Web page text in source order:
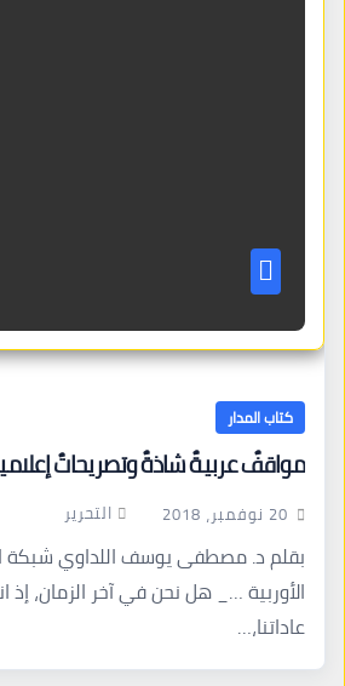
كتاب المدار
مواقفٌ عربيةٌ شاذةٌ وتصريحاتٌ
20 نوفمبر، 2018 التحرير
بقلم د. مصطفى يوسف اللداوي شبكة
الأوربية …_ هل نحن في آخر الزمان، إذ
عاداتنا،…